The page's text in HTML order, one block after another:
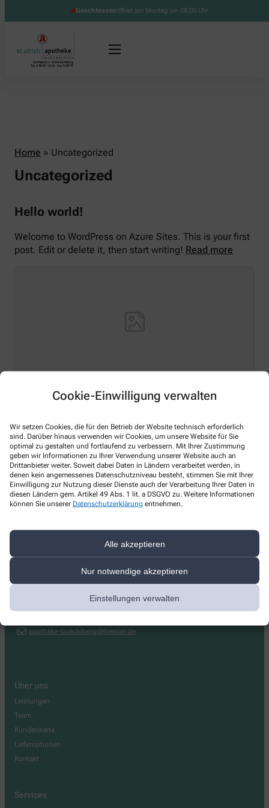
Cookie-Einwilligung verwalten
Wir setzen Cookies, die für den Betrieb der Website technisch erforderlich
sind. Darüber hinaus verwenden wir Cookies, um unsere Website für Sie
optimal zu gestalten und fortlaufend zu verbessern. Mit Ihrer Zustimmung
geben wir Informationen zu Ihrer Verwendung unserer Website auch an
Drittanbieter weiter. Soweit dabei Daten in Ländern verarbeitet werden, in
denen kein angemessenes Datenschutzniveau besteht, stimmen Sie mit Ihrer
Einwilligung zur Nutzung dieser Dienste auch der Verarbeitung Ihrer Daten in
diesen Ländern gem. Artikel 49 Abs. 1 lit. a DSGVO zu. Weitere Informationen
können Sie unserer Datenschutzerklärung entnehmen.
Alle akzeptieren
Nur notwendige akzeptieren
Einstellungen verwalten
Geschlossenöffnet am Montag um 08:00 Uhr
Home » Uncategorized
Uncategorized
Hello world!
Welcome to WordPress on Azure Sites. This is your first
post. Edit or delete it, then start writing! Read more
Hello world!
Welcome to WordPress on Azure Sites. This is your first
post. Edit or delete it, then start writing!
Mehr Lesen
St.Ulrich-Apotheke
+49-8505-918797
apotheke-buechlberg@freenet.de
Über uns
Leistungen
Team
Kundenkarte
Lieferoptionen
Kontakt
Services